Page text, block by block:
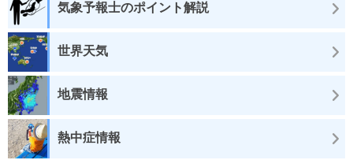
気象予報士のポイント解説
世界天気
地震情報
熱中症情報